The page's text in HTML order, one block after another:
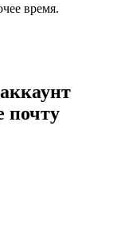
время.
аккаунт
почту